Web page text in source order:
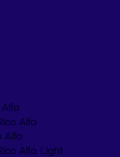
Alfa
Alfa
Alfa Light